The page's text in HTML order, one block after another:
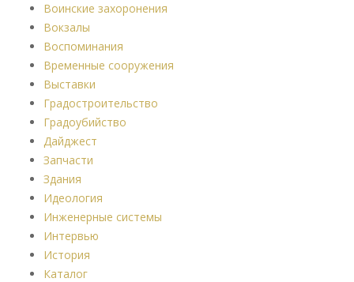
Воинские захоронения
Вокзалы
Воспоминания
Временные сооружения
Выставки
Градостроительство
Градоубийство
Дайджест
Запчасти
Здания
Идеология
Инженерные системы
Интервью
История
Каталог